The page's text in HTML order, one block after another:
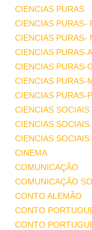
CIENCIAS PURAS
CIENCIAS PURAS-
CIENCIAS PURAS-
CIENCIAS PURAS-
CIENCIAS PURAS-
CIENCIAS PURAS-
CIENCIAS PURAS-
CIENCIAS
CIENCIAS
CIENCIAS
CINEMA
COMUNICAÇÃO
COMUNICAÇÃO
CONTO ALEMÃO
CONTO
CONTO